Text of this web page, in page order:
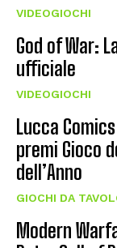
VIDEOGIOCHI
God of War:
ufficiale
VIDEOGIOCHI
Lucca
premi Gioco
dell’Anno
GIOCHI DA
Modern